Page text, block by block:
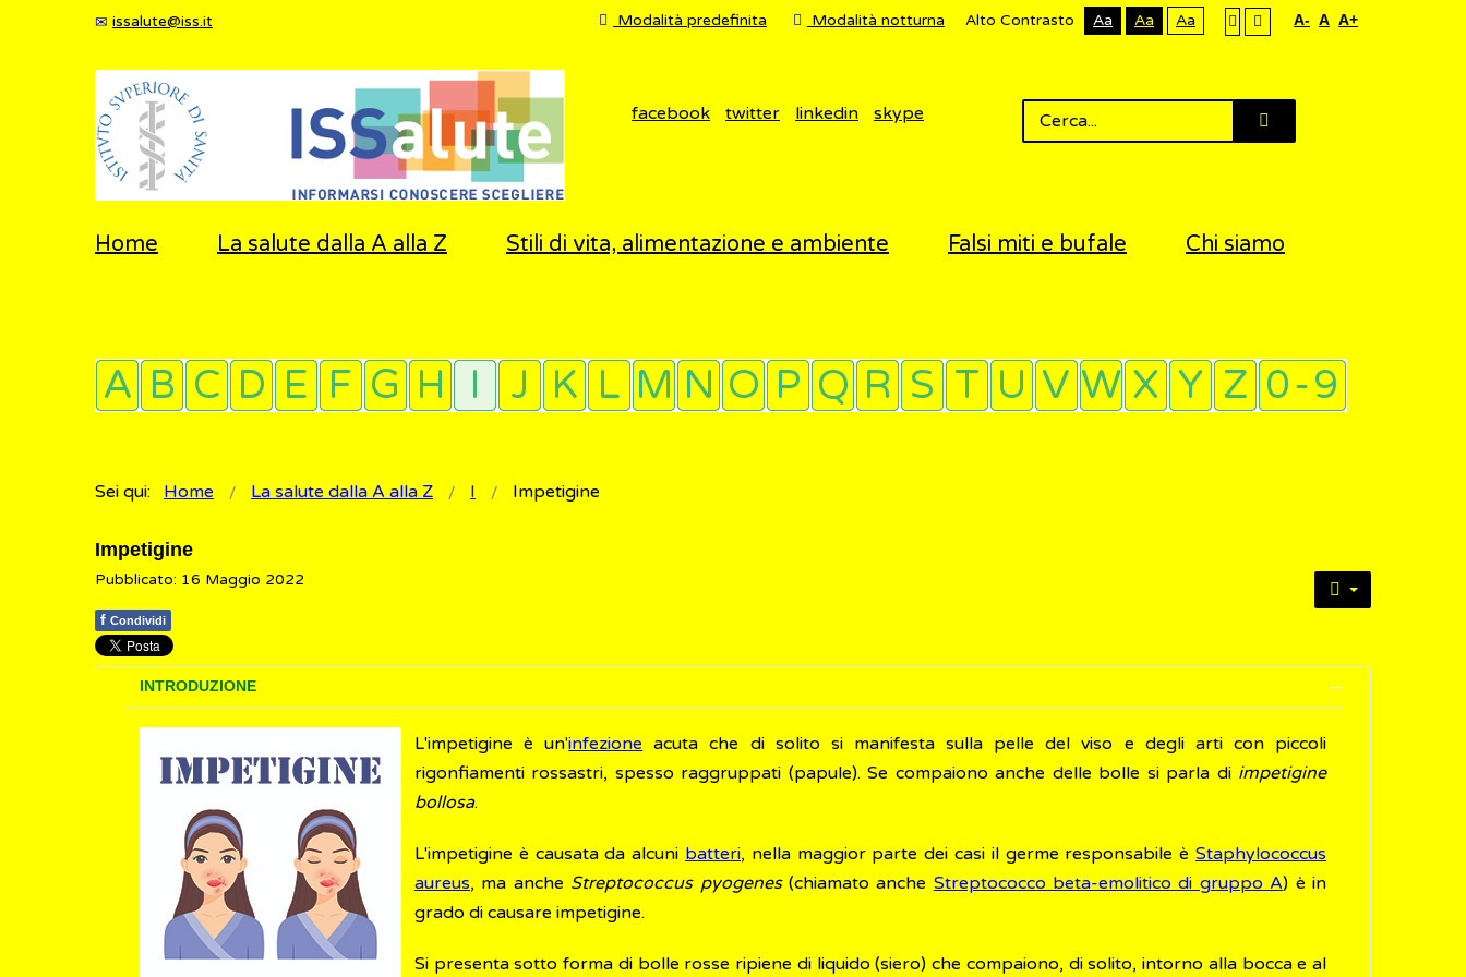
issalute@iss.it Modalità predefinita Modalità notturna Alto Contrasto Aa Aa Aa A- A A+
facebook twitter linkedin skype
Home La salute dalla A alla Z Stili di vita, alimentazione e ambiente Falsi miti e bufale Chi siamo
Sei qui: Home La salute dalla A alla Z I Impetigine
Impetigine
Pubblicato: 16 Maggio 2022
f Condividi
INTRODUZIONE
L'impetigine è un'infezione acuta che di solito si manifesta sulla pelle del viso e degli arti con piccoli
rigonfiamenti rossastri, spesso raggruppati (papule). Se compaiono anche delle bolle si parla di impetigine
bollosa.
L'impetigine è causata da alcuni batteri, nella maggior parte dei casi il germe responsabile è Staphylococcus
aureus, ma anche Streptococcus pyogenes(chiamato anche Streptococco beta-emolitico di gruppo A) è in
grado di causare impetigine.
Si presenta sotto forma di bolle rosse ripiene di liquido (siero) che compaiono, di solito, intorno alla bocca e al